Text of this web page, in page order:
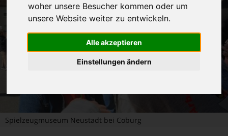
woher unsere Besucher kommen oder um
unsere Website weiter zu entwickeln.
Alle akzeptieren
Einstellungen ändern
Spielzeugmuseum Neustadt bei Coburg